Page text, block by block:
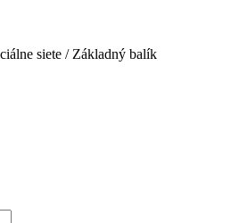
siete / Základný balík